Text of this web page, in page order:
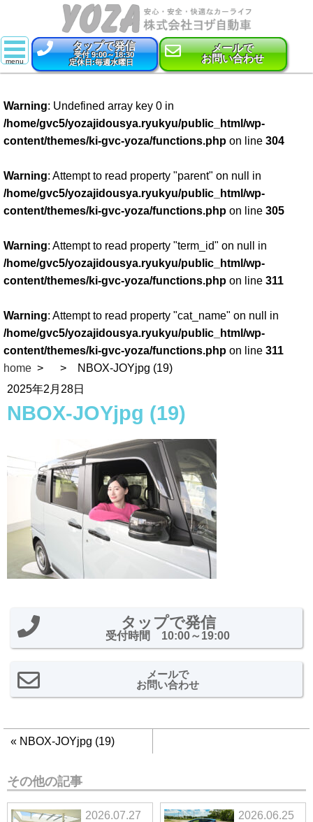
タップで発信
受付 9:00～18:30
定休日:毎週水曜日
メールで
お問い合わせ
新車
特選中古車
車検
点検・整備
コーティング
Warning: Undefined array key 0 in
/home/gvc5/yozajidousya.ryukyu/public_html/wp-
content/themes/ki-gvc-yoza/functions.php on line 304
Warning: Attempt to read property "parent" on null in
/home/gvc5/yozajidousya.ryukyu/public_html/wp-
content/themes/ki-gvc-yoza/functions.php on line 305
Warning: Attempt to read property "term_id" on null in
/home/gvc5/yozajidousya.ryukyu/public_html/wp-
content/themes/ki-gvc-yoza/functions.php on line 311
Warning: Attempt to read property "cat_name" on null in
/home/gvc5/yozajidousya.ryukyu/public_html/wp-
content/themes/ki-gvc-yoza/functions.php on line 311
home
NBOX-JOYjpg (19)
2025年2月28日
NBOX-JOYjpg (19)
タップで発信
受付時間 10:00～19:00
メールで
お問い合わせ
« NBOX-JOYjpg (19)
その他の記事
2026.07.27
2026.06.25